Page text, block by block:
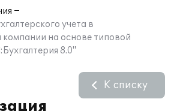
учета в
на основе типовой
8.0"
К списку